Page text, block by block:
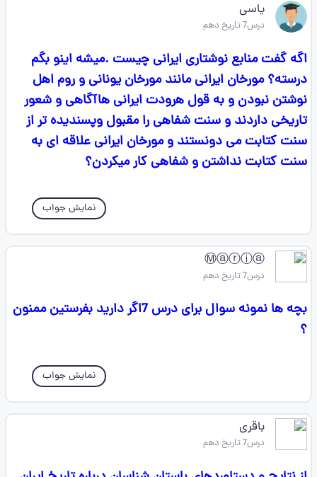
یاسی
درس7 تاریخ دهم
اگه گفت منابع نوشتاری ایرانی چیست .میشه اینو بگم
درسته؟ مورخان ایرانی مانند مورخان یونانی و روم اهل
نوشتن نبودن و به قول هرودت ایرانی هاآگاهی و شعور
تاریخی داردند و سنت شفاهی را مقبول وپسندیده تر از
سنت کتابت می دونستند و مورخان ایرانی علاقه ای به
سنت کتابت نداشتن و شفاهی کار میکردن؟
نمایش جواب
Ⓜⓐⓡⓘⓐ
درس7 تاریخ دهم
بچه ها نمونه سوال برای درس 7اگر دارید بفرستین ممنون
؟
نمایش جواب
باقری
درس7 تاریخ دهم